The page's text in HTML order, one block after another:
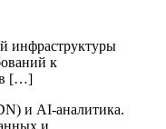
инфраструктуры
к
[…]